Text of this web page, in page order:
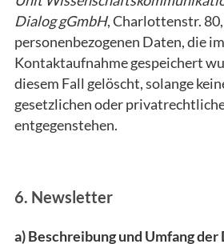
Dialog gGmbH, Charlottenstr.
personenbezogenen Daten, die
Kontaktaufnahme gespeichert
diesem Fall gelöscht, solange
gesetzlichen oder
entgegenstehen.
6. Newsletter
a) Beschreibung und Umfang